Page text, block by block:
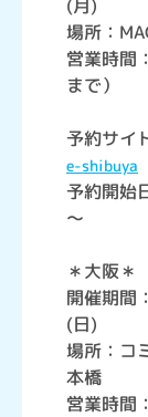
(月)
場所：
営業時間
まで）
予約サイ
e-shibuya
予約開
～
＊大阪＊
開催期間
(日)
場所：コ
本橋
営業時